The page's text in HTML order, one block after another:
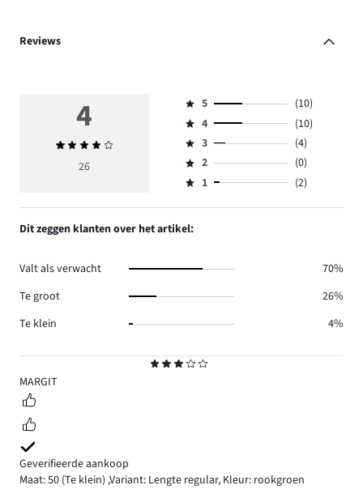
Reviews
3
MARGIT
Geverifieerde aankoop
Maat: 50 (Te klein) ,Variant: Lengte regular, Kleur: rookgroen
4
Gemiddelde
beoordeling
26
Beoordeling
5,
aantal
reviews
10.
5
(10)
Beoordeling
4,
aantal
reviews
4
(10)
Beoordeling
3,
aantal
3
(4)
Beoordeling
2,
0.
2
(0)
Beoordeling
1,
aantal
reviews
1 (2)
Dit zeggen klanten over het artikel:
Valt als verwacht
70%
Te groot
26%
Te klein
4%